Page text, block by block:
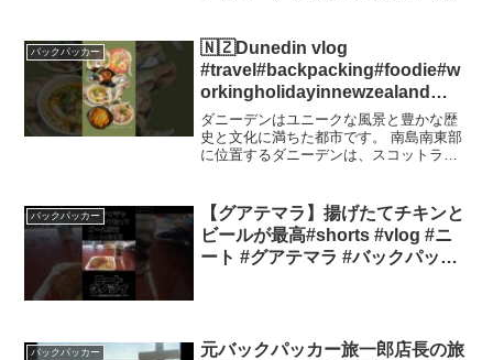
ォッチング④サンドバンクでランチ大き
く4つが含まれたツア...
バックパッカー
🇳🇿Dunedin vlog
#travel#backpacking#foodie#w
orkingholidayinnewzealand
#dunedin#バックパッカー #ダニ
ーデン#ワーホリ
ダニーデンはユニークな風景と豊かな歴
史と文化に満ちた都市です。 南島南東部
に位置するダニーデンは、スコットラン
バックパッカー
【グアテマラ】揚げたてチキンと
ビールが最高#shorts #vlog #ニ
ート #グアテマラ #バックパッカ
バックパッカー
元バックパッカー旅一郎店長の旅